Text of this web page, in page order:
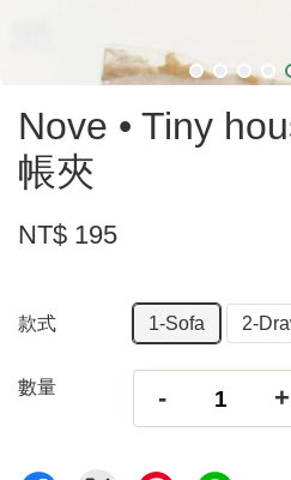
Nove • Tiny
帳夾
NT$ 195
款式 1-Sofa 2-
數量 - +